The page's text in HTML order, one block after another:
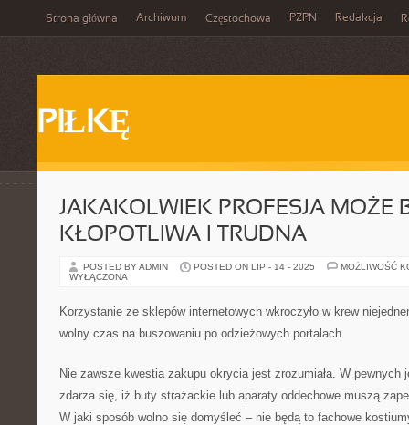
Strona główna Archiwum Częstochowa PZPN Redakcja
PIŁKĘ
JAKAKOLWIEK PROFESJA MOŻE
KŁOPOTLIWA I TRUDNA
POSTED BY ADMIN POSTED ON LIP - 14 - 2025
MOŻLIWOŚĆ
WYŁĄCZONA
Korzystanie ze sklepów internetowych wkroczyło w krew
wolny czas na buszowaniu po odzieżowych portalach
Nie zawsze kwestia zakupu okrycia jest zrozumiała. W pewnych
zdarza się, iż buty strażackie lub aparaty oddechowe muszą
W jaki sposób wolno się domyśleć – nie będą to fachowe